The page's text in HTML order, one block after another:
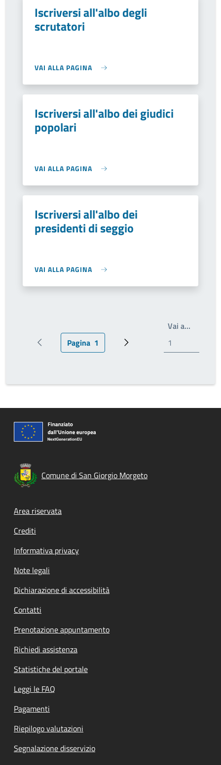
Iscriversi all'albo degli
scrutatori
VAI ALLA PAGINA
Iscriversi all'albo dei giudici
popolari
VAI ALLA PAGINA
Iscriversi all'albo dei
presidenti di seggio
VAI ALLA PAGINA
Pagina precedentePagina attuale
Pagina 1 Prossima pagina
Vai a…
Comune di San Giorgio Morgeto
Footer menu
Area riservata
Crediti
Informativa privacy
Note legali
Dichiarazione di accessibilità
Contatti
Prenotazione appuntamento
Richiedi assistenza
Statistiche del portale
Leggi le FAQ
Pagamenti
Riepilogo valutazioni
Segnalazione disservizio